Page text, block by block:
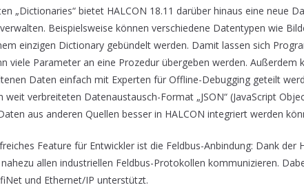
„Dictionaries“ bietet HALCON 18.11 darüber hinaus eine neue
Beispielsweise können verschiedene Datentypen wie
einzigen Dictionary gebündelt werden. Damit lassen sich
viele Parameter an eine Prozedur übergeben werden. Außerdem
Daten einfach mit Experten für Offline-Debugging geteilt
weit verbreiteten Datenaustausch-Format „JSON“ (JavaScript
aus anderen Quellen besser in HALCON integriert werden
Feature für Entwickler ist die Feldbus-Anbindung: Dank der
allen industriellen Feldbus-Protokollen kommunizieren.
und Ethernet/IP unterstützt.